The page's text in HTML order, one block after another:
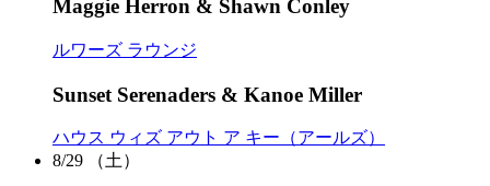
Maggie Herron & Shawn Conley
ルワーズ ラウンジ
Sunset Serenaders & Kanoe Miller
ハウス ウィズ アウト ア キー（アールズ）
8/29
（土）